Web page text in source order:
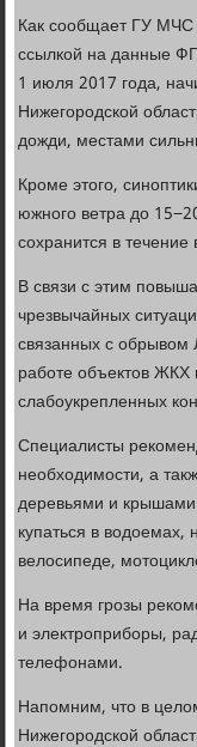
Как сообщает ГУ МЧС
ссылкой на данные
1 июля 2017 года,
Нижегородской
дожди, местами
Кроме этого,
южного ветра до
сохранится в
В связи с этим
чрезвычайных
связанных с
работе объектов ЖКХ
слабоукрепленных
Специалисты
необходимости, а
деревьями и
купаться в водоемах,
велосипеде,
На время грозы
и электроприборы,
телефонами.
Напомним, что в
Нижегородской